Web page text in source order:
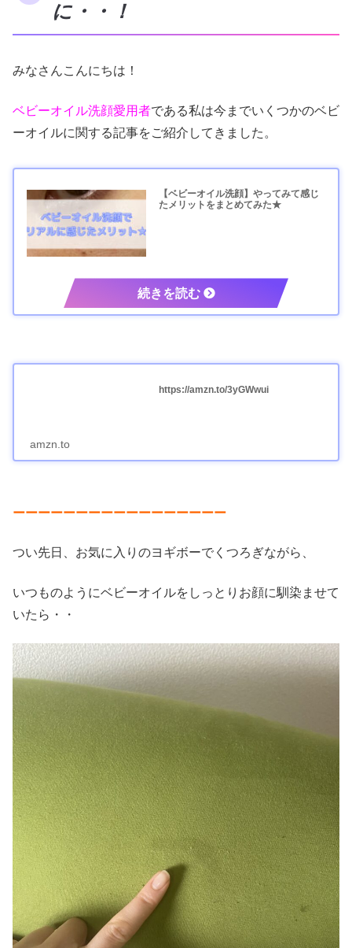
に・・！
みなさんこんにちは！
ベビーオイル洗顔愛用者である私は今までいくつかのベビ
ーオイルに関する記事をご紹介してきました。
【ベビーオイル洗顔】やってみて感じ
たメリットをまとめてみた★
https://amzn.to/3yGWwui
amzn.to
ーーーーーーーーーーーーーーーーー
つい先日、お気に入りのヨギボーでくつろぎながら、
いつものようにベビーオイルをしっとりお顔に馴染ませて
いたら・・